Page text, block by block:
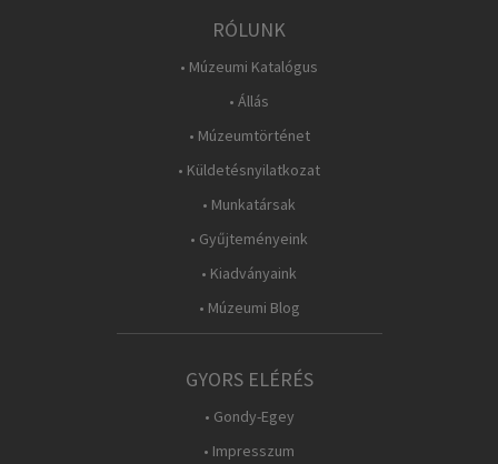
RÓLUNK
• Múzeumi Katalógus
• Állás
• Múzeumtörténet
• Küldetésnyilatkozat
• Munkatársak
• Gyűjteményeink
• Kiadványaink
• Múzeumi Blog
GYORS ELÉRÉS
• Gondy-Egey
• Impresszum